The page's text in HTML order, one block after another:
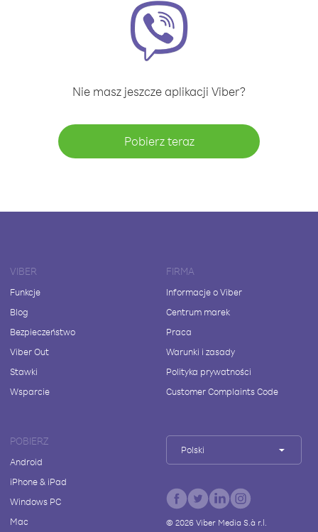
Nie masz jeszcze aplikacji Viber?
Pobierz teraz
VIBER
Funkcje
Blog
Bezpieczeństwo
Viber Out
Stawki
Wsparcie
FIRMA
Informacje o Viber
Centrum marek
Praca
Warunki i zasady
Polityka prywatności
Customer Complaints Code
POBIERZ
Android
iPhone & iPad
Windows PC
Mac
Polski
© 2026Viber Media S.à r.l.